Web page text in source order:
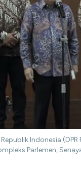
Indonesia
Parlemen,